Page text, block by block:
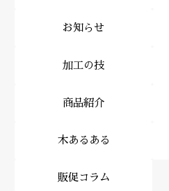
お知らせ
加工の技
商品紹介
木あるある
販促コラム